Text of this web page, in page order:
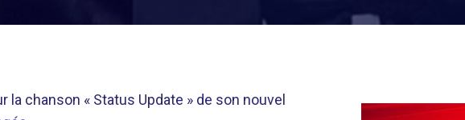
chanson « Status Update » de son nouvel